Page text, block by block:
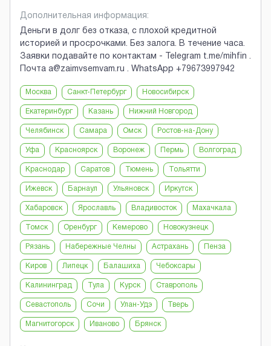
Дополнительная информация:
Деньги в долг без отказа, с плохой кредитной
историей и просрочками. Без залога. В течение часа.
Заявки подавайте по контактам - Telegram t.me/mihfin .
Почта a@zaimvsemvam.ru . WhatsApp +79673997942
Москва Санкт-Петербург Новосибирск
Екатеринбург Казань Нижний Новгород
Челябинск Самара Омск Ростов-на-Дону
Уфа Красноярск Воронеж Пермь Волгоград
Краснодар Саратов Тюмень Тольятти
Ижевск Барнаул Ульяновск Иркутск
Хабаровск Ярославль Владивосток Махачкала
Томск Оренбург Кемерово Новокузнецк
Рязань Набережные Челны Астрахань Пенза
Киров Липецк Балашиха Чебоксары
Калининград Тула Курск Ставрополь
Севастополь Сочи Улан-Удэ Тверь
Магнитогорск Иваново Брянск